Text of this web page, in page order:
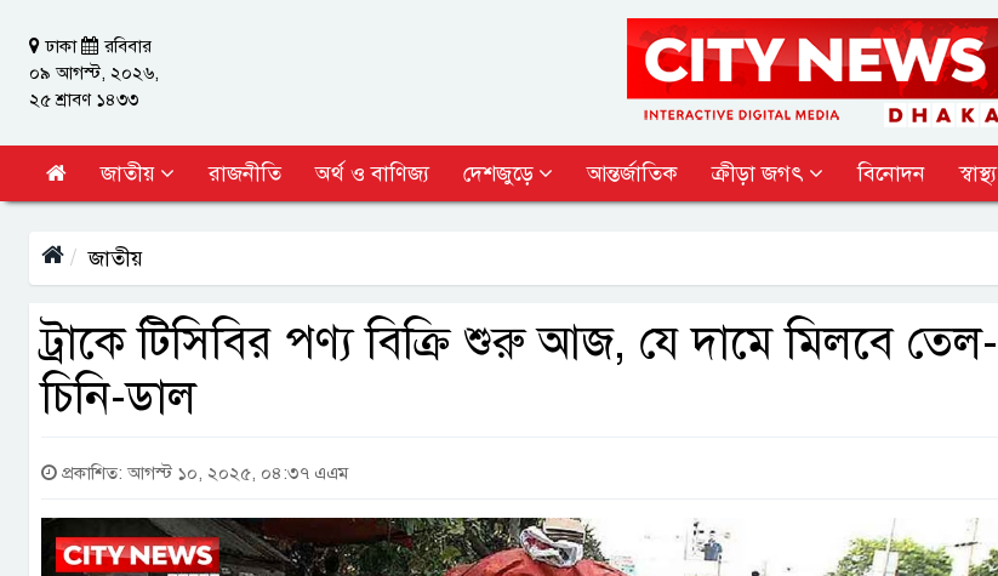
ঢাকা
রবিবার
০৯ আগস্ট, ২০২৬,
২৫ শ্রাবণ ১৪৩৩
জাতীয় রাজনীতি অর্থ ও বাণিজ্য দেশজুড়ে আন্তর্জাতিক ক্রীড়া জগৎ বিনোদন স্বাস্থ্য
জাতীয়
ট্রাকে টিসিবির পণ্য বিক্রি শুরু আজ, যে দামে মিলবে তেল-
চিনি-ডাল
প্রকাশিত: আগস্ট ১০, ২০২৫, ০৪:৩৭ এএম